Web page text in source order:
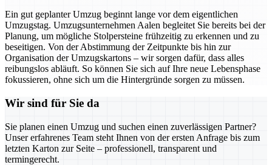
Ein gut geplanter Umzug beginnt lange vor dem eigentlichen
Umzugstag. Umzugsunternehmen Aalen begleitet Sie bereits bei der
Planung, um mögliche Stolpersteine frühzeitig zu erkennen und zu
beseitigen. Von der Abstimmung der Zeitpunkte bis hin zur
Organisation der Umzugskartons – wir sorgen dafür, dass alles
reibungslos abläuft. So können Sie sich auf Ihre neue Lebensphase
fokussieren, ohne sich um die Hintergründe sorgen zu müssen.
Wir sind für Sie da
Sie planen einen Umzug und suchen einen zuverlässigen Partner?
Unser erfahrenes Team steht Ihnen von der ersten Anfrage bis zum
letzten Karton zur Seite – professionell, transparent und
termingerecht.